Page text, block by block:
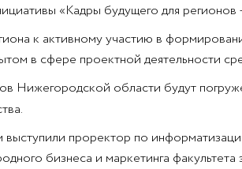
«Кадры будущего для
к активному участию в
в сфере проектной деятельности
Нижегородской области будут
выступили проректор по
бизнеса и маркетинга